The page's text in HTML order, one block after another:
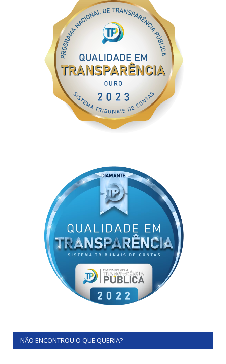
NÃO ENCONTROU O QUE QUERIA?